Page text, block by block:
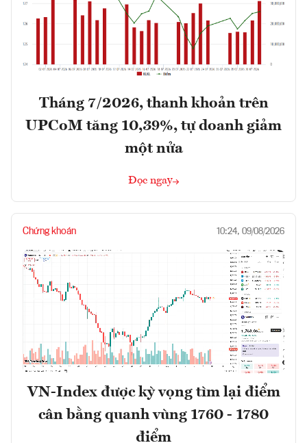
Tháng 7/2026, thanh khoản trên
UPCoM tăng 10,39%, tự doanh giảm
một nửa
Đọc ngay
Chứng khoán 10:24, 09/08/2026
VN-Index được kỳ vọng tìm lại điểm
cân bằng quanh vùng 1760 - 1780
điểm